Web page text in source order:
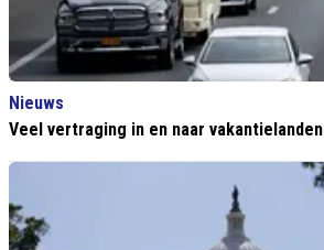
Nieuws
Veel vertraging in en naar vakantielanden